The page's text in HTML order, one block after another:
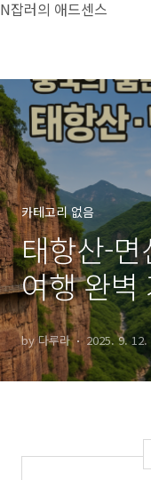
본문 바로가기
N잡러의 애드센스
카테고리 없음
태항산-
여행 완벽
신)
by 다루라 2025. 9. 12.